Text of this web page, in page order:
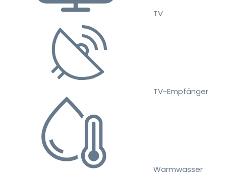
TV
TV-Empfänger
Warmwasser